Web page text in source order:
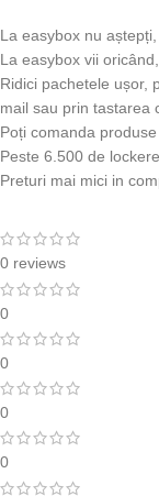
La easybox nu
La easybox vii
Ridici pachetele ușor,
mail sau prin tastarea
Poți comanda produse
Peste 6.500 de
Preturi mai mici in
0 reviews
0
0
0
0